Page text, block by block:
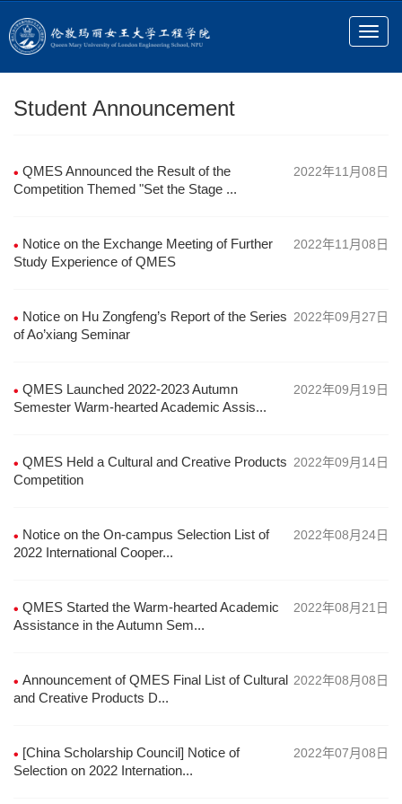
Student Announcement
2022年11月08日
QMES Announced the Result of the
Competition Themed "Set the Stage ...
2022年11月08日
Notice on the Exchange Meeting of Further
Study Experience of QMES
2022年09月27日
Notice on Hu Zongfeng’s Report of the Series
of Ao’xiang Seminar
2022年09月19日
QMES Launched 2022-2023 Autumn
Semester Warm-hearted Academic Assis...
2022年09月14日
QMES Held a Cultural and Creative Products
Competition
2022年08月24日
Notice on the On-campus Selection List of
2022 International Cooper...
2022年08月21日
QMES Started the Warm-hearted Academic
Assistance in the Autumn Sem...
2022年08月08日
Announcement of QMES Final List of Cultural
and Creative Products D...
2022年07月08日
[China Scholarship Council] Notice of
Selection on 2022 Internation...